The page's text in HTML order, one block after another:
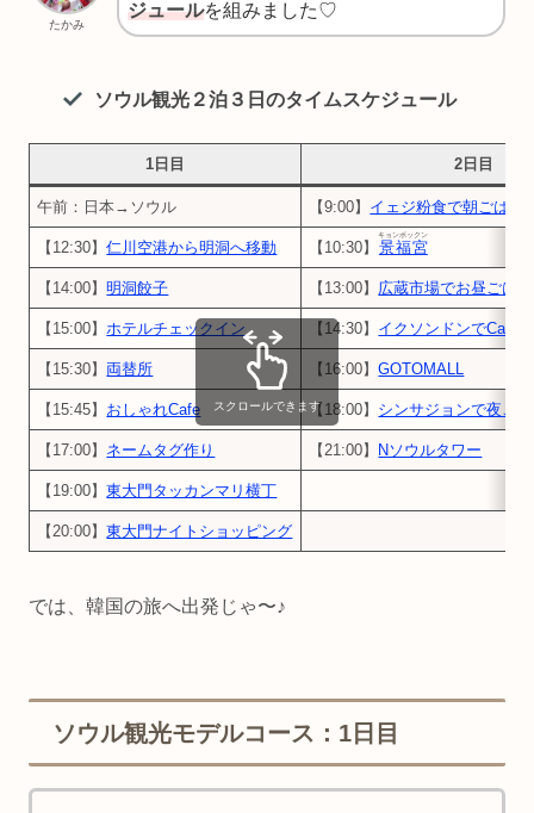
たかみ
ジュールを組みました♡
ソウル観光２泊３日のタイムスケジュール
1日目 2日目
午前：日本→ソウル 【9:00】 イェジ粉食で朝ごはん
【12:30】仁川空港から明洞へ移動 【10:30】 景福宮
キョンボックン
【14:00】明洞餃子 【13:00】 広蔵市場でお昼ごはん
【15:00】ホテルチェックイン 【14:30】 イクソンドンでCafe
【15:30】両替所 【16:00】GOTOMALL
【15:45】 おしゃれCafe 【18:00】 シンサジョンで夜ご
【17:00】 ネームタグ作り 【21:00】 Nソウルタワー
【19:00】東大門タッカンマリ横丁
【20:00】東大門ナイトショッピング
スクロールできます
では、韓国の旅へ出発じゃ〜♪
ソウル観光モデルコース：1日目